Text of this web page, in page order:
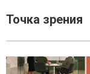
Точка зрения